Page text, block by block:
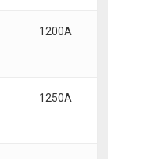
1200A
1250A